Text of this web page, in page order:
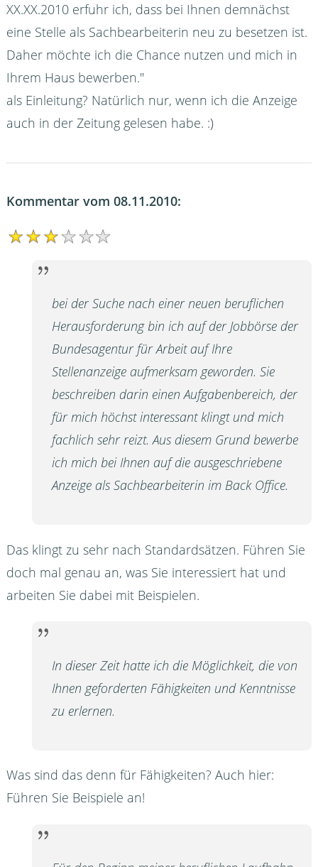
XX.XX.2010 erfuhr ich, dass bei Ihnen demnächst
eine Stelle als Sachbearbeiterin neu zu besetzen ist.
Daher möchte ich die Chance nutzen und mich in
Ihrem Haus bewerben."
als Einleitung? Natürlich nur, wenn ich die Anzeige
auch in der Zeitung gelesen habe. :)
Kommentar vom 08.11.2010:
bei der Suche nach einer neuen beruflichen
Herausforderung bin ich auf der Jobbörse der
Bundesagentur für Arbeit auf Ihre
Stellenanzeige aufmerksam geworden. Sie
beschreiben darin einen Aufgabenbereich, der
für mich höchst interessant klingt und mich
fachlich sehr reizt. Aus diesem Grund bewerbe
ich mich bei Ihnen auf die ausgeschriebene
Anzeige als Sachbearbeiterin im Back Office.
Das klingt zu sehr nach Standardsätzen. Führen Sie
doch mal genau an, was Sie interessiert hat und
arbeiten Sie dabei mit Beispielen.
In dieser Zeit hatte ich die Möglichkeit, die von
Ihnen geforderten Fähigkeiten und Kenntnisse
zu erlernen.
Was sind das denn für Fähigkeiten? Auch hier:
Führen Sie Beispiele an!